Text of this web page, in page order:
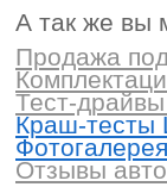
А так же вы
Продажа
Тест-
Краш-тесты
Отзывы